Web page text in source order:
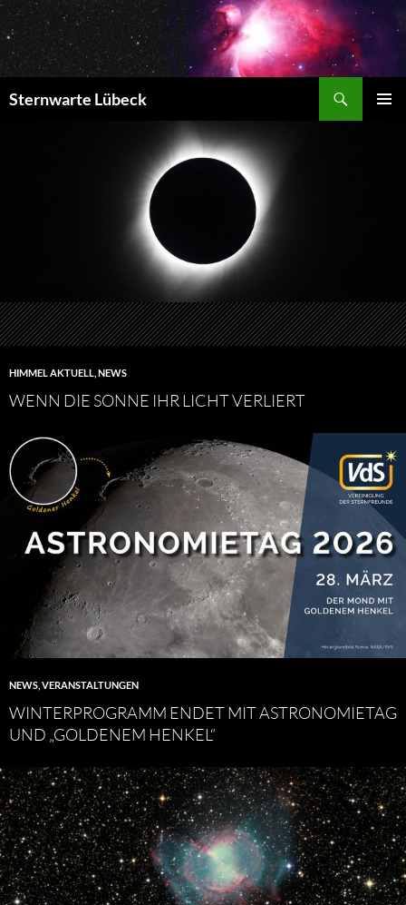
Zum
Inhalt
springen
Sternwarte Lübeck
HIMMEL AKTUELL NEWS
WENN DIE SONNE IHR LICHT VERLIERT
NEWS VERANSTALTUNGEN
WINTERPROGRAMM ENDET MIT ASTRONOMIETAG
UND „GOLDENEM HENKEL“